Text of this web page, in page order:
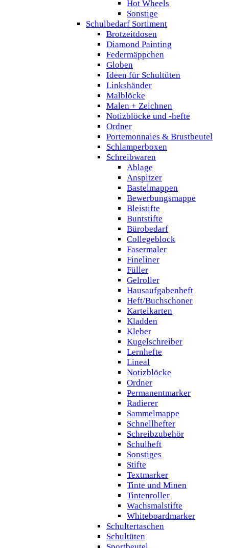
Hot Wheels
Sonstige
Schulbedarf Sortiment
Brotzeitdosen
Diamond Painting
Federmäppchen
Globen
Ideen für Schultüten
Linkshänder
Malblöcke
Malen + Zeichnen
Notizblöcke und -hefte
Ordner
Portemonnaies & Brustbeutel
Schlamperboxen
Schreibwaren
Ablage
Anspitzer
Bastelmappen
Bewerbungsmappe
Bleistifte
Buntstifte
Bürobedarf
Collegeblock
Fasermaler
Fineliner
Füller
Gelroller
Hausaufgabenheft
Heft/Buchschoner
Karteikarten
Kladden
Kleber
Kugelschreiber
Lernhefte
Lineal
Notizblöcke
Ordner
Permanentmarker
Radierer
Sammelmappe
Schnellhefter
Schreibzubehör
Schulheft
Sonstiges
Stifte
Textmarker
Tinte und Minen
Tintenroller
Wachsmalstifte
Whiteboardmarker
Schultertaschen
Schultüten